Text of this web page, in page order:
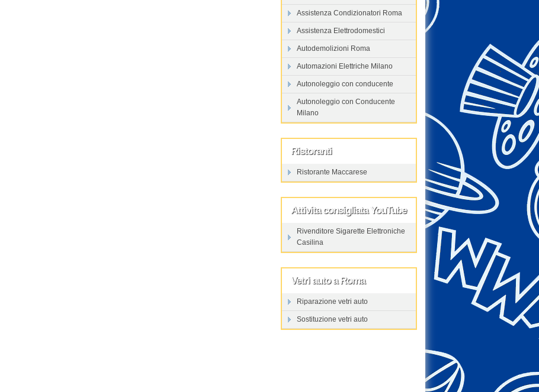
Assistenza Condizionatori Roma
Assistenza Elettrodomestici
Autodemolizioni Roma
Automazioni Elettriche Milano
Autonoleggio con conducente
Autonoleggio con Conducente
Milano
Ristoranti
Ristorante Maccarese
Attivita consigliata YouTube
Rivenditore Sigarette Elettroniche
Casilina
Vetri auto a Roma
Riparazione vetri auto
Sostituzione vetri auto